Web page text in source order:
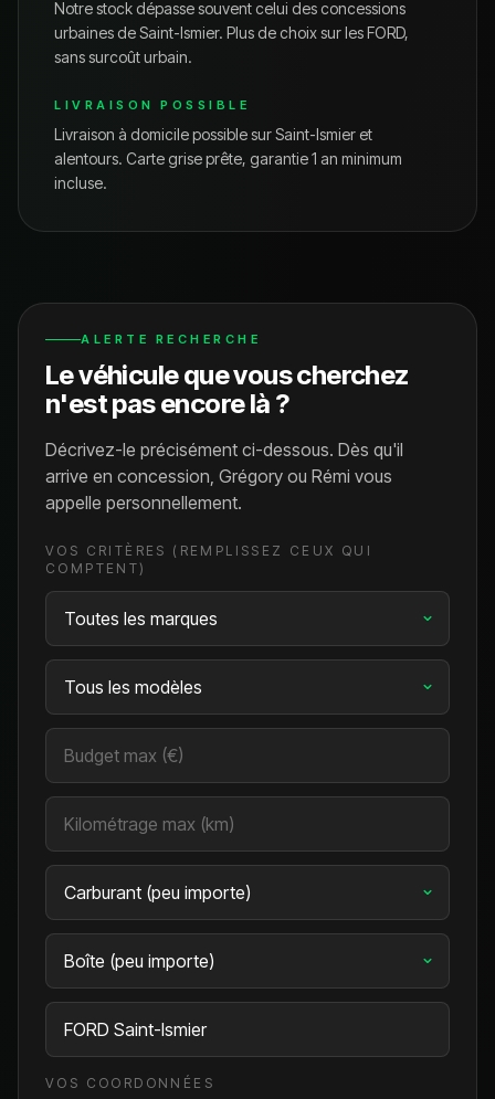
Notre stock dépasse souvent celui des concessions
urbaines deSaint-Ismier. Plus de choix sur lesFORD,
sans surcoût urbain.
LIVRAISON POSSIBLE
Livraison à domicile possible surSaint-Ismier et
alentours. Carte grise prête, garantie 1 an minimum
incluse.
ALERTE RECHERCHE
Le véhicule que vous cherchez
n'est pas encore là ?
Décrivez-le précisément ci-dessous. Dès qu'il
arrive en concession, Grégory ou Rémi vous
appelle personnellement.
VOS CRITÈRES (REMPLISSEZ CEUX QUI
COMPTENT)
VOS COORDONNÉES